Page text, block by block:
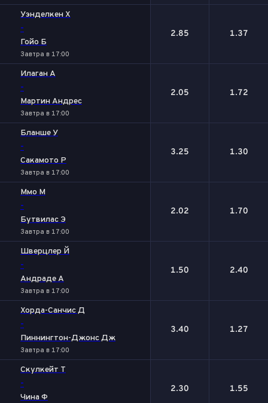
Уэнделкен Х
-
Гойо Б
Завтра в 17:00
2.85 1.37
Илаган А
-
Мартин Андрес
Завтра в 17:00
2.05 1.72
Бланше У
-
Сакамото Р
Завтра в 17:00
3.25 1.30
Ммо М
-
Бутвилас Э
Завтра в 17:00
2.02 1.70
Шверцлер Й
-
Андраде А
Завтра в 17:00
1.50 2.40
Хорда-Санчис Д
-
Пиннингтон-Джонс Дж
Завтра в 17:00
3.40 1.27
Скулкейт Т
-
Чина Ф
2.30 1.55